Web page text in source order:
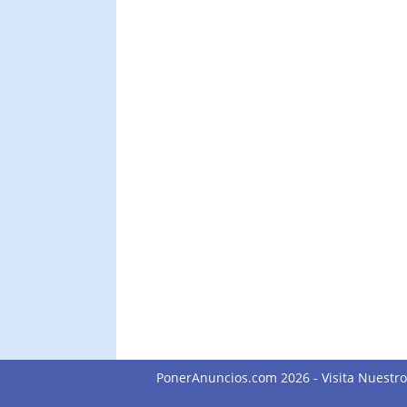
PonerAnuncios.com 2026 - Visita